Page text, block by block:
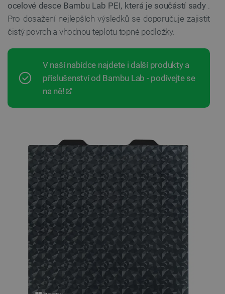
ocelové desce Bambu Lab PEI, která je součástí sady.
Pro dosažení nejlepších výsledků se doporučuje zajistit
čistý povrch a vhodnou teplotu topné podložky.
V naší nabídce najdete i další produkty a
příslušenství od Bambu Lab - podívejte se
na ně!